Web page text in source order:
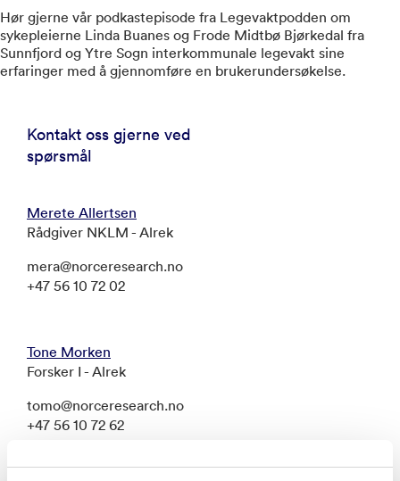
Hør gjerne vår podkastepisode fra Legevaktpodden om
sykepleierne Linda Buanes og Frode Midtbø Bjørkedal fra
Sunnfjord og Ytre Sogn interkommunale legevakt sine
erfaringer med å gjennomføre en brukerundersøkelse.
Kontakt oss gjerne ved
spørsmål
Merete Allertsen
Rådgiver NKLM - Alrek
mera@norceresearch.no
+47 56 10 72 02
Tone Morken
Forsker I - Alrek
tomo@norceresearch.no
+47 56 10 72 62